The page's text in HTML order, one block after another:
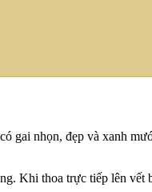
nhọn, đẹp và xanh
Khi thoa trực tiếp lên